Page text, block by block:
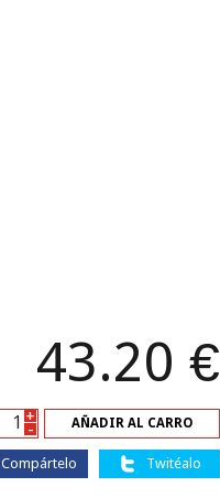
43.20 €
AÑADIR AL CARRO
+
-
Compártelo Twitéalo